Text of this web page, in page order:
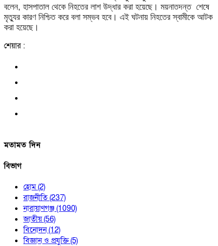
বলেন, হাসপাতাল থেকে নিহতের লাশ উদ্ধার করা হয়েছে। ময়নাতদন্ত শেষে
মৃত্যুর কারণ নিশ্চিত করে বলা সম্ভব হবে। এই ঘটনায় নিহতের স্বামীকে আটক
করা হয়েছে।
শেয়ার :
মতামত দিন
বিভাগ
হোম(2)
রাজনীতি(237)
নারায়াণগঞ্জ(1090)
জাতীয়(56)
বিনোদন(12)
বিজ্ঞান ও প্রযুক্তি(5)